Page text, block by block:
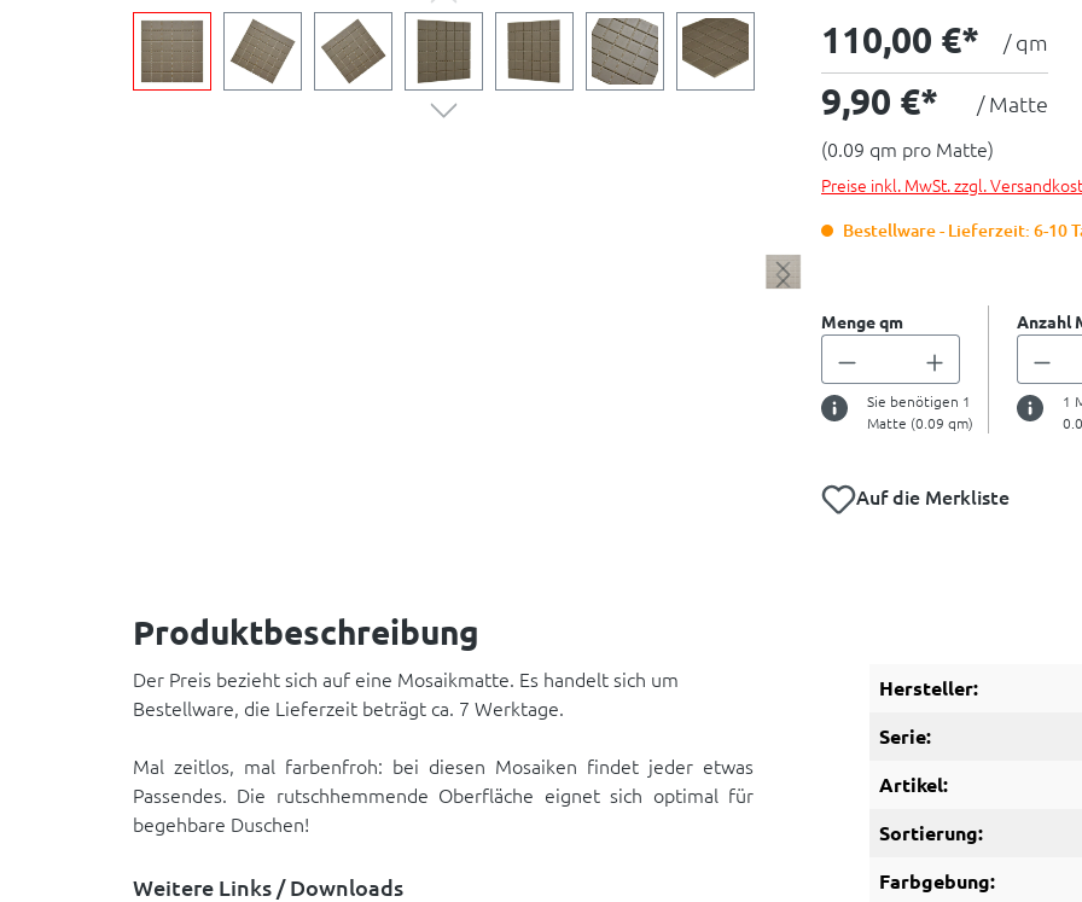
110,00 €* / qm
9,90 €* / Matte
(0.09 qm pro Matte)
Preise inkl. MwSt. zzgl.
Bestellware - Lieferzeit: 6-10
Menge qm
Sie benötigen 1
Matte (0.09 qm)
Anzahl
1
Auf die Merkliste
Produktbeschreibung
Der Preis bezieht sich auf eine Mosaikmatte. Es handelt sich um
Bestellware, die Lieferzeit beträgt ca. 7 Werktage.
Mal zeitlos, mal farbenfroh: bei diesen Mosaiken findet jeder etwas
Passendes. Die rutschhemmende Oberfläche eignet sich optimal für
begehbare Duschen!
Weitere Links / Downloads
Hersteller:
Serie:
Artikel:
Sortierung:
Farbgebung: